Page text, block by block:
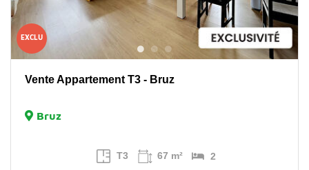
EXCLU
Vente Appartement T3 - Bruz
Bruz
T3 67 m² 2